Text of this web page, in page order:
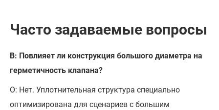
Часто задаваемые вопросы
В: Повлияет ли конструкция большого диаметра на
герметичность клапана?
О: Нет. Уплотнительная структура специально
оптимизирована для сценариев с большим